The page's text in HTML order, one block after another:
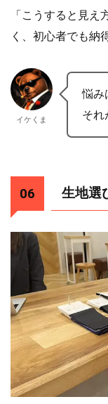
「こうすると見
く、初心者でも納
イケくま
悩み
それ
生地選